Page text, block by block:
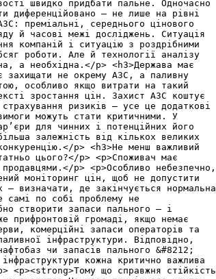
швидко придбати пальне. Одночасно
диференційовано — не лише на рівні
преміальні, середнього цінового
й часові межі досліджень. Ситуація
компаній і ситуацію з роздрібними
роботи. Але й технології аналізу
а необхідна.</p> <h3>Держава має
захищати не окрему АЗС, а паливну
особливо якщо витрати на такий
зростання цін. Захист АЗС коштує
ризиків — усе це додаткові
можуть стати критичними. У
для чинних і потенційних його
залежність від кількох великих
p> <h3>Не менш важливий
цього?</p> <p>Споживач має
p> <p>Особливо небезпечно,
моніторинг цін, щоб не допустити
— визначати, де закінчується нормальна
самі по собі проблему не
створити запаси пального — і
прифронтовій громаді, якщо немає
комерційні запаси операторів та
інфраструктури. Відповідно,
чи запасів пального &#8212;
кожна критично важлива
<p><strong>Тому що справжня стійкість